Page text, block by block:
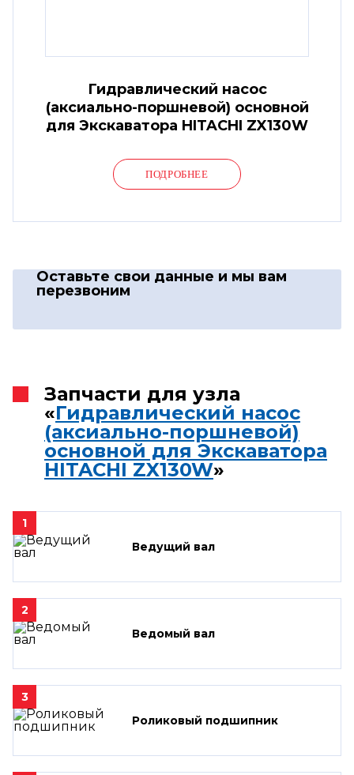
Гидравлический насос
(аксиально-поршневой) основной
для Экскаватора HITACHI ZX130W
ПОДРОБНЕЕ
Оставьте свои данные и мы вам
перезвоним
Запчасти для узла
«Гидравлический насос
(аксиально-поршневой)
основной для Экскаватора
HITACHI ZX130W»
1
Ведущий вал
2
Ведомый вал
3
Роликовый подшипник